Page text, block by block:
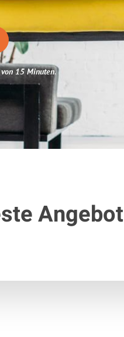
15 Minuten.
Angebot